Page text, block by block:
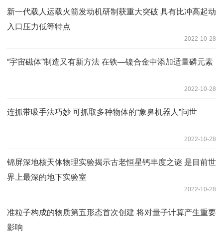
新一代载人运载火箭发动机研制获重大突破 具有比冲高起动
入口压力低等特点
2022-10-28
“宇宙磁体”制造又有新方法 在铁—镍合金中添加适量磷元素
2022-10-28
连抓带吸手法巧妙 可抓取多种物体的“象鼻机器人”问世
2022-10-28
锦屏深地核天体物理实验揭示古老恒星钙丰度之谜 是目前世
界上最深的地下实验室
2022-10-28
准粒子构成的物质第五形态首次创建 将对量子计算产生重要
影响